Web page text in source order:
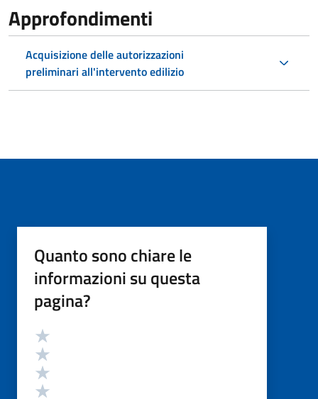
Approfondimenti
Acquisizione delle autorizzazioni
preliminari all'intervento edilizio
Quanto sono chiare le
informazioni su questa
pagina?
Valutazione